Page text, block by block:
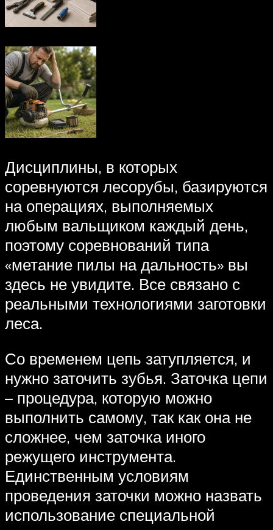
Дисциплины, в которых
соревнуются лесорубы, базируются
на операциях, выполняемых
любым вальщиком каждый день,
поэтому соревнований типа
«метание пилы на дальность» вы
здесь не увидите. Все связано с
реальными технологиями заготовки
леса.
Со временем цепь затупляется, и
нужно заточить зубья. Заточка цепи
– процедура, которую можно
выполнить самому, так как она не
сложнее, чем заточка иного
режущего инструмента.
Единственным условиям
проведения заточки можно назвать
использование специальной